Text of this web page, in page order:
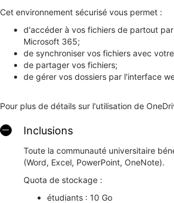
Cet environnement sécurisé vous permet :
d'accéder à vos fichiers de partout
Microsoft 365;
de synchroniser vos fichiers avec
de partager vos fichiers;
de gérer vos dossiers par l'interface
Pour plus de détails sur l'utilisation de
Inclusions
Toute la communauté universitaire
(Word, Excel, PowerPoint, OneNote).
Quota de stockage :
étudiants : 10 Go